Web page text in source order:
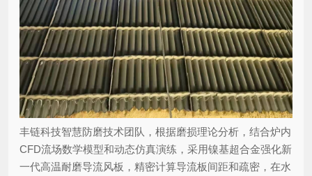
丰链科技智慧防磨技术团队，根据磨损理论分析，结合炉内
CFD流场数学模型和动态仿真演练，采用镍基超合金强化新
一代高温耐磨导流风板，精密计算导流板间距和疏密，在水